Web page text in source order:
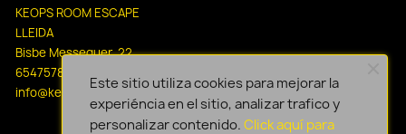
KEOPS ROOM ESCAPE
LLEIDA
Bisbe Messeguer, 22
654757806
info@keopsescapelleida.com
Este sitio utiliza cookies para mejorar la
experiéncia en el sitio, analizar trafico y
personalizar contenido. Click aquí para